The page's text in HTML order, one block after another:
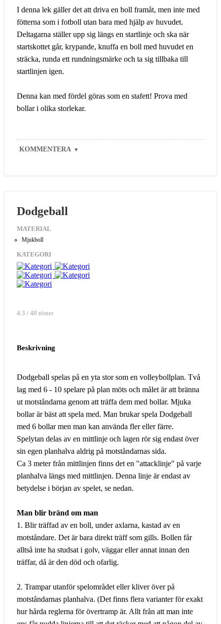
I denna lek gäller det att driva en boll framåt, men inte med
fötterna som i fotboll utan bara med hjälp av huvudet.
Deltagarna ställer upp sig längs en startlinje och ska när
startskottet går, krypande, knuffa en boll med huvudet en
sträcka, runda ett rundningsmärke och ta sig tillbaka till
startlinjen igen.
Denna kan med fördel göras som en stafett! Prova med
bollar i olika storlekar.
KOMMENTERA ▼
Dodgeball
MATERIAL
Mjukboll
KATEGORI
4.3 / 48 röster
Beskrivning
Dodgeball spelas på en yta stor som en volleybollplan. Två
lag med 6 - 10 spelare på plan möts och målet är att bränna
ut motståndarna genom att träffa dem med bollar. Mjuka
bollar är bäst att spela med. Man brukar spela Dodgeball
med 6 bollar men man kan använda fler eller färre.
Spelytan delas av en mittlinje och lagen rör sig endast över
sin egen planhalva aldrig på motståndarnas sida.
Ca 3 meter från mittlinjen finns det en "attacklinje" på varje
planhalva längs med mittlinjen. Denna linje är endast av
betydelse i början av spelet, se nedan.
Man blir bränd om man
1. Blir träffad av en boll, under axlarna, kastad av en
motståndare. Det är bara direkt träff som gills. Bollen får
alltså inte ha studsat i golv, väggar eller annat innan den
träffar, då är den död och ofarlig.
2. Trampar utanför spelområdet eller kliver över på
motståndarnas planhalva. (Det finns flera varianter för exakt
hur hårda reglerna för övertramp är. Allt från att man inte